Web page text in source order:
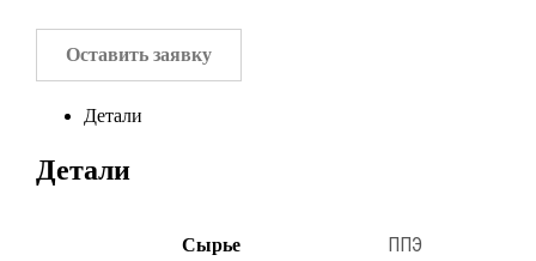
Оставить заявку
Детали
Детали
Сырье ППЭ